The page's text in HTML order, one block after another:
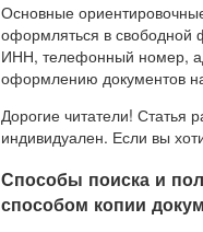
Основные
оформляться в свободной
ИНН, телефонный номер,
оформлению документов
Дорогие читатели! Статья
индивидуален. Если вы
Способы поиска и
способом копии